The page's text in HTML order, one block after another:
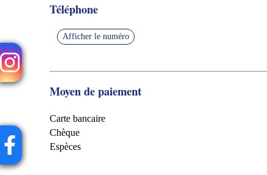
Téléphone
Afficher le numéro
Moyen de paiement
Carte bancaire
Chèque
Espèces